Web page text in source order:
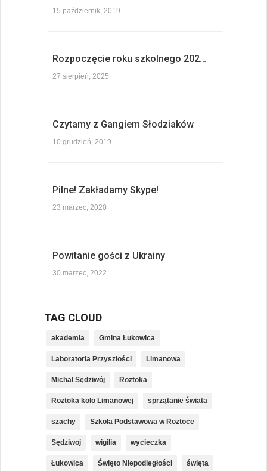
15 październik, 2019
Rozpoczęcie roku szkolnego 202…
27 sierpień, 2025
Czytamy z Gangiem Słodziaków
10 grudzień, 2019
Pilne! Zakładamy Skype!
23 marzec, 2020
Powitanie gości z Ukrainy
30 marzec, 2022
TAG CLOUD
akademia Gmina Łukowica
Laboratoria Przyszłości Limanowa
Michał Sędziwój Roztoka
Roztoka koło Limanowej sprzątanie świata
szachy Szkoła Podstawowa w Roztoce
Sędziwoj wigilia wycieczka
Łukowica Święto Niepodległości święta